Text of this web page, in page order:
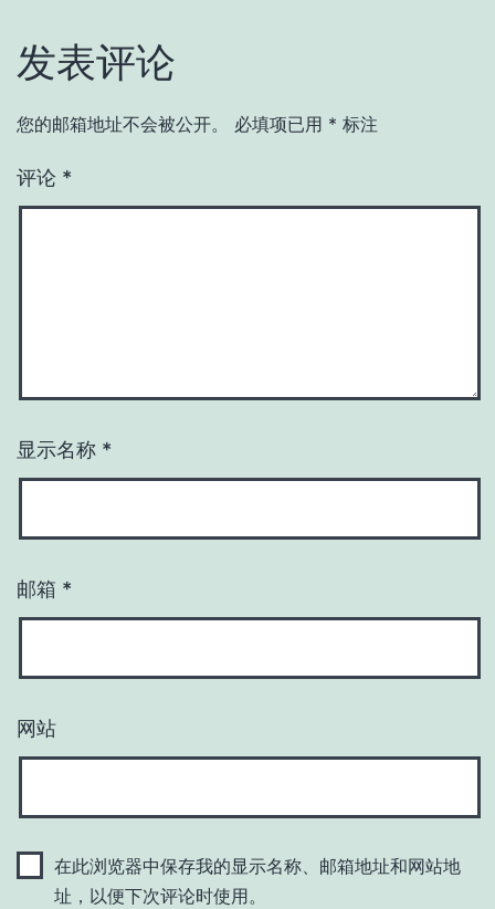
发表评论
您的邮箱地址不会被公开。 必填项已用 * 标注
评论 *
显示名称 *
邮箱 *
网站
在此浏览器中保存我的显示名称、邮箱地址和网站地
址，以便下次评论时使用。